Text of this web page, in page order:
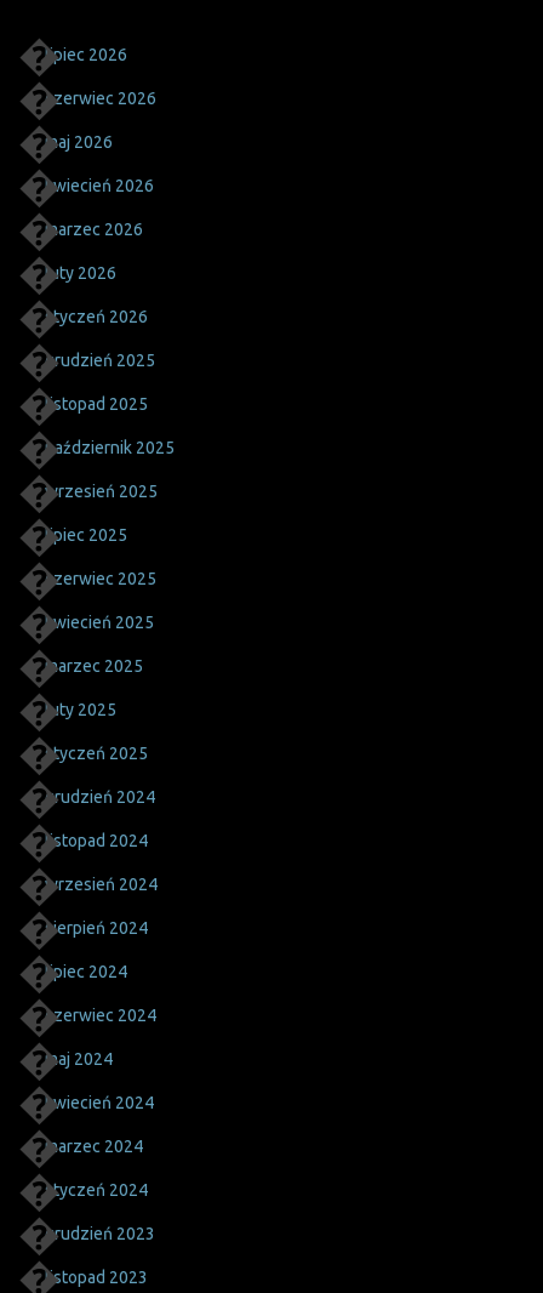
lipiec 2026
czerwiec 2026
maj 2026
kwiecień 2026
marzec 2026
luty 2026
styczeń 2026
grudzień 2025
listopad 2025
październik 2025
wrzesień 2025
lipiec 2025
czerwiec 2025
kwiecień 2025
marzec 2025
luty 2025
styczeń 2025
grudzień 2024
listopad 2024
wrzesień 2024
sierpień 2024
lipiec 2024
czerwiec 2024
maj 2024
kwiecień 2024
marzec 2024
styczeń 2024
grudzień 2023
listopad 2023